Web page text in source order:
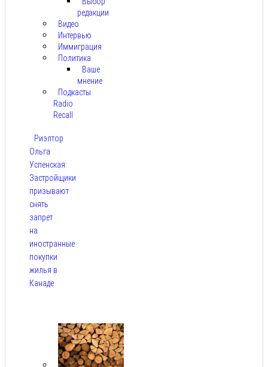
редакции
Видео
Интервью
Иммиграция
Политика
Ваше
мнение
Подкасты
Radio
Recall
Риэлтор
Ольга
Успенская:
Застройщики
призывают
снять
запрет
на
иностранные
покупки
жилья в
Канаде